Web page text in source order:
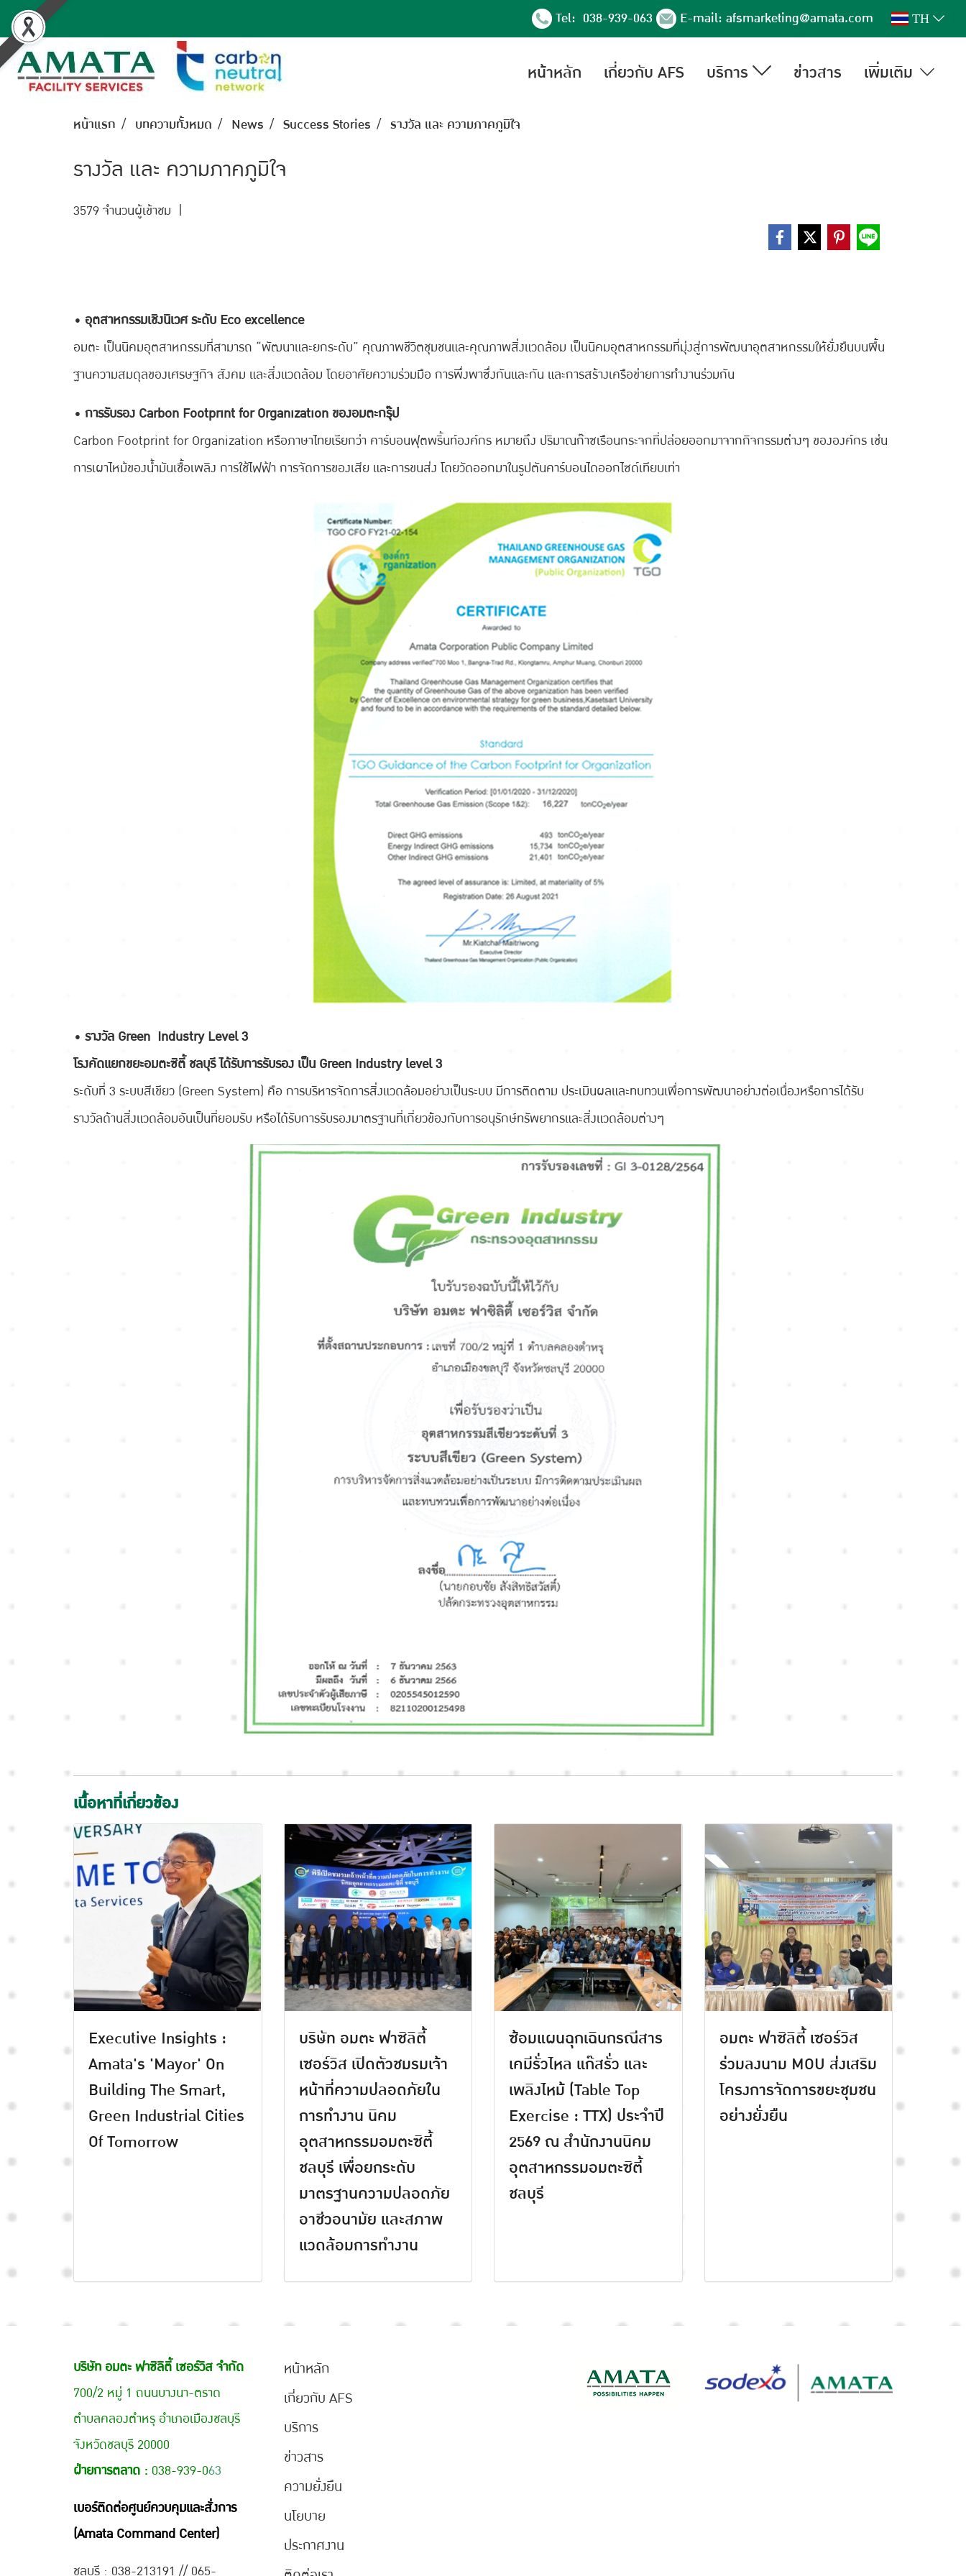
Tel: 038-939-063 E-mail:afsmarketing@amata.com TH
หน้าหลัก เกี่ยวกับ AFS บริการ ข่าวสาร เพิ่มเติม
หน้าแรก บทความทั้งหมด News Success Stories รางวัล และ ความภาคภูมิใจ
รางวัล และ ความภาคภูมิใจ
3579 จำนวนผู้เข้าชม |
• อุตสาหกรรมเชิงนิเวศ ระดับ Eco excellence
อมตะ เป็นนิคมอุตสาหกรรมที่สามารถ “พัฒนาและยกระดับ” คุณภาพชีวิตชุมชนและคุณภาพสิ่งแวดล้อม เป็นนิคมอุตสาหกรรมที่มุ่งสู่การพัฒนาอุตสาหกรรมให้ยั่งยืนบนพื้น
ฐานความสมดุลของเศรษฐกิจ สังคม และสิ่งแวดล้อม โดยอาศัยความร่วมมือ การพึ่งพาซึ่งกันและกัน และการสร้างเครือข่ายการทำงานร่วมกัน
• การรับรอง Carbon Footprint for Organization ของอมตะกรุ๊ป
Carbon Footprint for Organization หรือภาษาไทยเรียกว่า คาร์บอนฟุตพริ้นท์องค์กร หมายถึง ปริมาณก๊าซเรือนกระจกที่ปล่อยออกมาจากกิจกรรมต่างๆ ขององค์กร เช่น
การเผาไหม้ของน้ำมันเชื้อเพลิง การใช้ไฟฟ้า การจัดการของเสีย และการขนส่ง โดยวัดออกมาในรูปตันคาร์บอนไดออกไซด์เทียบเท่า
• รางวัล Green Industry Level 3
โรงคัดแยกขยะอมตะซิตี้ ชลบุรี ได้รับการรับรอง เป็น Green Industry level 3
ระดับที่ 3 ระบบสีเขียว (Green System) คือ การบริหารจัดการสิ่งแวดล้อมอย่างเป็นระบบ มีการติดตาม ประเมินผลและทบทวนเพื่อการพัฒนาอย่างต่อเนื่องหรือการได้รับ
รางวัลด้านสิ่งแวดล้อมอันเป็นที่ยอมรับ หรือได้รับการรับรองมาตรฐานที่เกี่ยวข้องกับการอนุรักษ์ทรัพยากรและสิ่งแวดล้อมต่างๆ
เนื้อหาที่เกี่ยวข้อง
Executive Insights :
Amata's 'Mayor' On
Building The Smart,
Green Industrial Cities
Of Tomorrow
บริษัท อมตะ ฟาซิลิตี้
เซอร์วิส เปิดตัวชมรมเจ้า
หน้าที่ความปลอดภัยใน
การทำงาน นิคม
อุตสาหกรรมอมตะซิตี้
ชลบุรี เพื่อยกระดับ
มาตรฐานความปลอดภัย
อาชีวอนามัย และสภาพ
แวดล้อมการทำงาน
ซ้อมแผนฉุกเฉินกรณีสาร
เคมีรั่วไหล แก๊สรั่ว และ
เพลิงไหม้ (Table Top
Exercise : TTX) ประจำปี
2569 ณ สำนักงานนิคม
อุตสาหกรรมอมตะซิตี้
ชลบุรี
อมตะ ฟาซิลิตี้ เซอร์วิส
ร่วมลงนาม MOU ส่งเสริม
โครงการจัดการขยะชุมชน
อย่างยั่งยืน
บริษัท อมตะ ฟาซิลิตี้ เซอร์วิส จำกัด
700/2 หมู่ 1 ถนนบางนา-ตราด
ตำบลคลองตำหรุ อำเภอเมืองชลบุรี
จังหวัดชลบุรี 20000
ฝ่ายการตลาด : 038-939-063
เบอร์ติดต่อศูนย์ควบคุมและสั่งการ
(Amata Command Center)
ชลบุรี : 038-213191 // 065-
หน้าหลัก
เกี่ยวกับ AFS
บริการ
ข่าวสาร
ความยั่งยืน
นโยบาย
ประกาศงาน